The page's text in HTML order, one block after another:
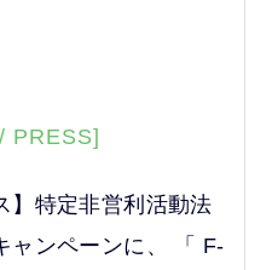
PRESS]
】特定非営利活動法
ャンペーンに、 「 F-